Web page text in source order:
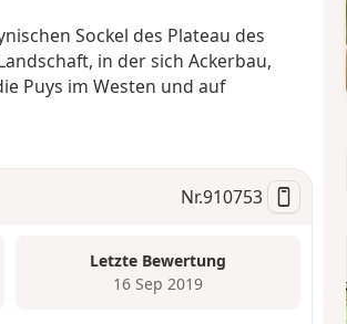
Sockel des Plateau des
in der sich Ackerbau,
Puys im Westen und auf
Nr.910753
Letzte Bewertung
16 Sep 2019